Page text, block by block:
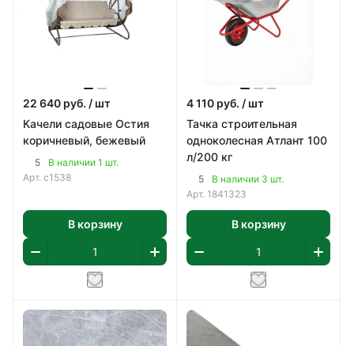
22 640 руб. / шт
Качели садовые Остия
коричневый, бежевый
5
В наличии 1 шт.
Арт. с1538
В корзину
4 110 руб. / шт
Тачка строительная
одноколесная Атлант 100
л/200 кг
5
В наличии 3 шт.
Арт. 1841323
В корзину